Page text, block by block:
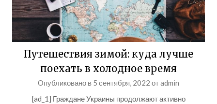
Путешествия зимой: куда лучше
поехать в холодное время
Опубликовано в 5 сентября, 2022 отadmin
[ad_1] Граждане Украины продолжают активно